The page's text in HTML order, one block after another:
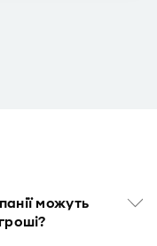
можуть